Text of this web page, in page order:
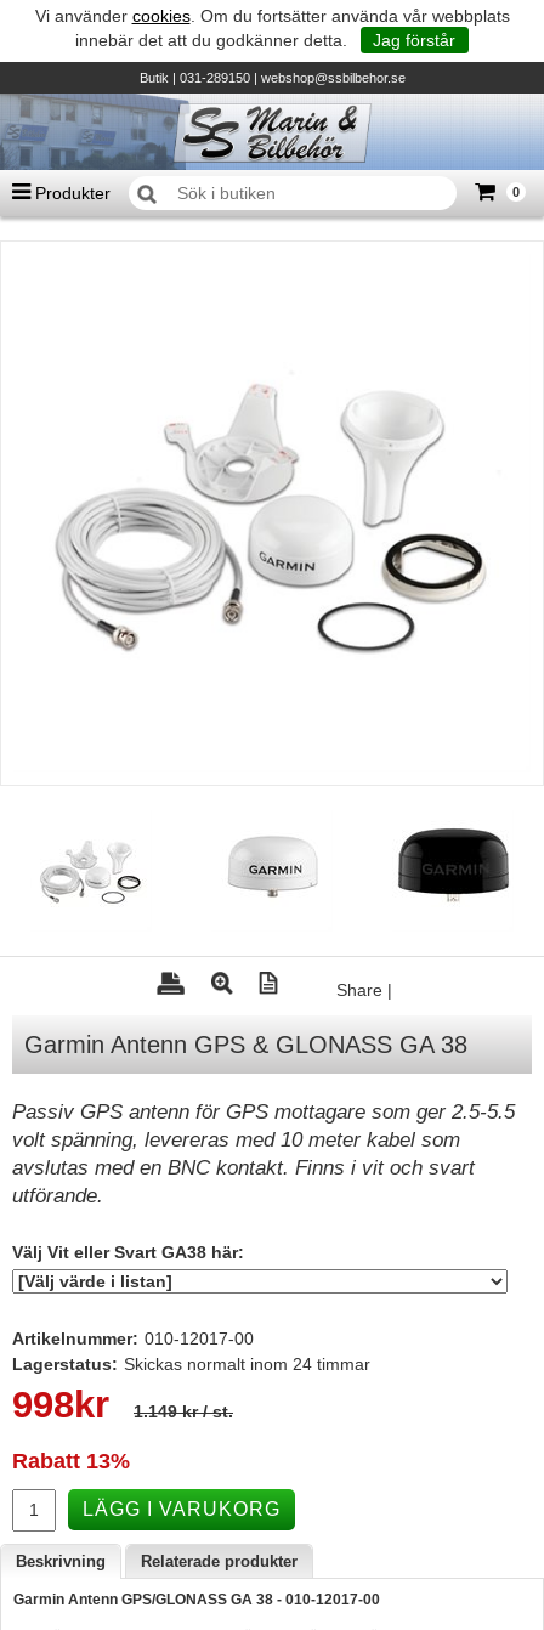
Vi använder cookies. Om du fortsätter använda vår webbplats
innebär det att du godkänner detta.
Jag förstår
Butik| 031-289150 | webshop@ssbilbehor.se
Produkter 0
Honda - Utombordare
HonWave - Gummibåtar
Honda - Elverk & Pumpar
Tohatsu - Utombordare
Minn Kota - elmotorer
Garmin
Humminbird
B&G
Båttillbehör
Hummertina
Varta - Batterier
Victron - Batteriladdare
CTEK - Batteriladdare
Webasto - Dieselvärmare
Calix - Packline - Takboxar
Thule - Takboxar
Thule - Lasthållare
LAGERRENSING
Begagnade Motorer & Båtar
Share |
Garmin Antenn GPS & GLONASS GA 38
Passiv GPS antenn för GPS mottagare som ger 2.5-5.5
volt spänning, levereras med 10 meter kabel som
avslutas med en BNC kontakt. Finns i vit och svart
utförande.
Välj Vit eller Svart GA38 här:
Artikelnummer: 010-12017-00
Lagerstatus: Skickas normalt inom 24 timmar
998kr 1.149 kr/ st.
Rabatt 13%
LÄGG I VARUKORG
Beskrivning Relaterade produkter
Garmin Antenn GPS/GLONASS GA 38 - 010-12017-00